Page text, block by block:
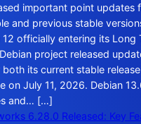
important point updates
and previous stable
officially entering its Long
project released
its current stable
on July 11, 2026. Debian
and… […]
6.28.0 Released: Key